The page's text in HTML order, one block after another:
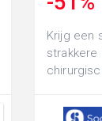
Krijg een
strakkere
Arn...